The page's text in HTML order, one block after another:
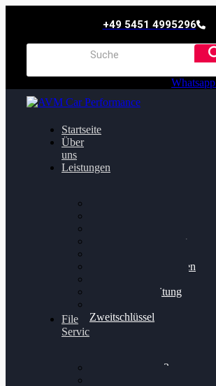
+49 5451 4995296
Whatsapp
Startseite
Über
uns
Leistungen
Getriebeoptimierung
Bremsscheiben planen
Felgenaufbereitung
Zweitschlüssel
File
Service
Alientech Kess3